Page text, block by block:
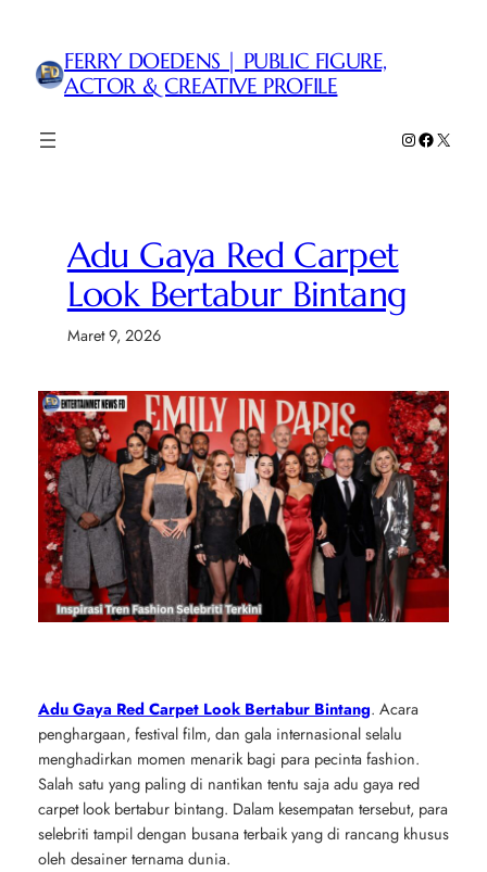
konten
FERRY DOEDENS | PUBLIC FIGURE,
ACTOR & CREATIVE PROFILE
Instagram
Facebook
X
Adu Gaya Red Carpet
Look Bertabur Bintang
Maret 9, 2026
Adu Gaya Red Carpet Look Bertabur Bintang. Acara
penghargaan, festival film, dan gala internasional selalu
menghadirkan momen menarik bagi para pecinta fashion.
Salah satu yang paling di nantikan tentu saja adu gaya red
carpet look bertabur bintang. Dalam kesempatan tersebut, para
selebriti tampil dengan busana terbaik yang di rancang khusus
oleh desainer ternama dunia.